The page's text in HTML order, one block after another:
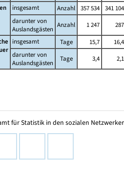
insgesamt Anzahl 357 534 341 104
darunter von
Auslandsgästen
Anzahl 1 247 287
insgesamt Tage 15,7 16,4
darunter von
Auslandsgästen
Tage 3,4 2,1
für Statistik in den sozialen